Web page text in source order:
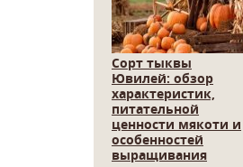
Сорт тыквы
Ювилей: обзор
характеристик,
питательной
ценности мякоти и
особенностей
выращивания